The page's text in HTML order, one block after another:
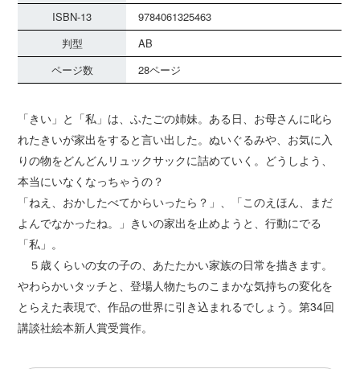
ISBN-13
9784061325463
判型
AB
ページ数
28ページ
「きい」と「私」は、ふたごの姉妹。ある日、お母さんに叱ら
れたきいが家出をすると言い出した。ぬいぐるみや、お気に入
りの物をどんどんリュックサックに詰めていく。どうしよう、
本当にいなくなっちゃうの？
「ねえ、おかしたべてからいったら？」、「このえほん、まだ
よんでなかったね。」きいの家出を止めようと、行動にでる
「私」。
５歳くらいの女の子の、あたたかい家族の日常を描きます。
やわらかいタッチと、登場人物たちのこまかな気持ちの変化を
とらえた表現で、作品の世界に引き込まれるでしょう。第34回
講談社絵本新人賞受賞作。